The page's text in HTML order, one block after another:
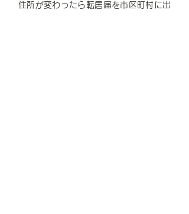
住所が変わったら転居届を市区町村に出